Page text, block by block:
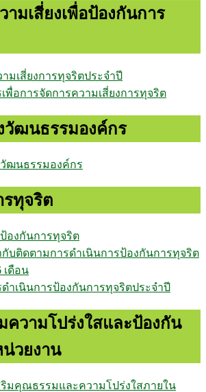
ามเสี่ยงเพื่อป้องกันการ
มเสี่ยงการทุจริตประจำปี
พื่อการจัดการความเสี่ยงการทุจริต
วัฒนธรรมองค์กร
วัฒนธรรมองค์กร
ทุจริต
องกันการทุจริต
กับติดตามการดำเนินการป้องกันการทุจริต
เดือน
ำเนินการป้องกันการทุจริตประจำปี
ความโปร่งใสและป้องกัน
วยงาน
ริมคุณธรรมและความโปร่งใสภายใน